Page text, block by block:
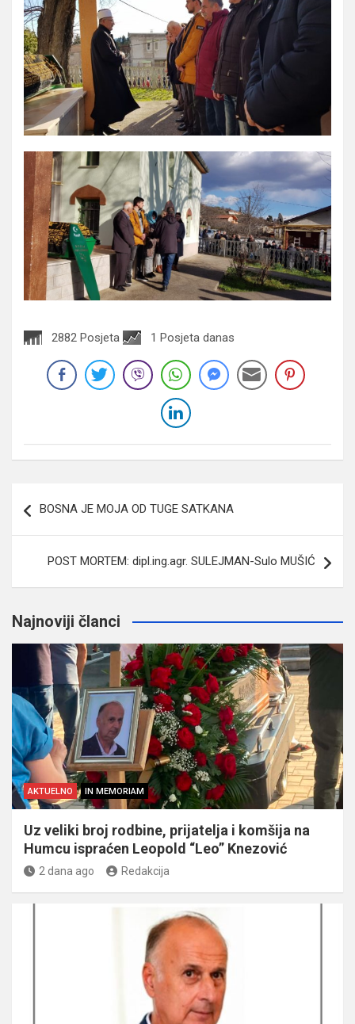
2882 Posjeta 1 Posjeta danas
članaka
BOSNA JE MOJA OD TUGE SATKANA
POST MORTEM: dipl.ing.agr. SULEJMAN-Sulo MUŠIĆ
Najnoviji članci
AKTUELNO IN MEMORIAM
Uz veliki broj rodbine, prijatelja i komšija na
Humcu ispraćen Leopold “Leo” Knezović
2 dana ago Redakcija